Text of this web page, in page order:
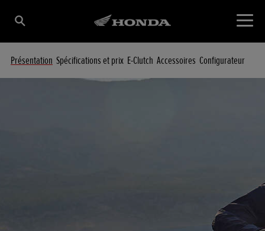
Présentation Spécifications et prix E-Clutch Accessoires Configurateur